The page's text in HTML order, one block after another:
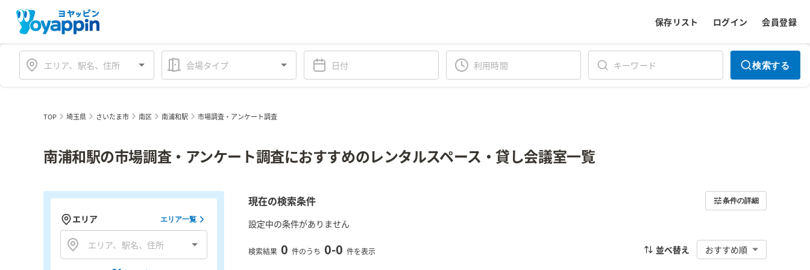
保存リスト ログイン 会員登録
会場タイプ 検索する
TOP 埼玉県 さいたま市 南区 南浦和駅 市場調査・アンケート調査
南浦和駅の市場調査・アンケート調査におすすめのレンタルスペース・貸し会議室一覧
現在の検索条件 条件の詳細
設定中の条件がありません
検索結果 0 件のうち 0-0 件を表示 並べ替え おすすめ順
エリア エリア一覧